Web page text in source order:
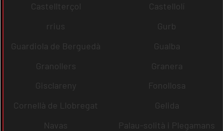
Castellterçol
Castellolí
rrius
Gurb
Guardiola de Berguedà
Gualba
Granollers
Granera
Gisclareny
Fonollosa
Cornellà de Llobregat
Gelida
Navas
Palau-solità i Plegamans